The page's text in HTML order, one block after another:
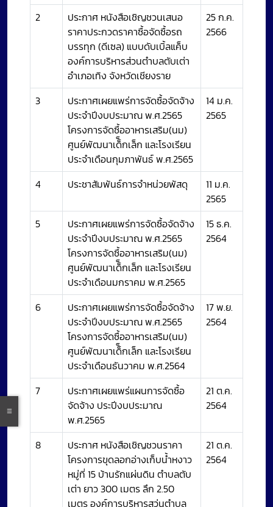
2
ประกาศ หนังสือเชิญชวนเสนอ
ราคาประกวดราคาซื้อจัดซื้อรถ
บรรทุก (ดีเซล) แบบดับเบิ้ลแค็บ
องค์การบริหารส่วนตำบลตับเต่า
อำเภอเทิง จังหวัดเชียงราย
25 ก.ค.
2566
3
ประกาศเผยแพร่การจัดซื้อจัดจ้าง
ประจำปีงบประมาณ พ.ศ.2565
โครงการจัดซื้ออาหารเสริม(นม)
ศูนย์พัฒนาเด็็กเล็ก และโรงเรียน
ประจำเดือนกุมภาพันธ์ พ.ศ.2565
14 ม.ค.
2565
4 ประชาสัมพันธ์การจำหน่วยพัสดุ
11 ม.ค.
2565
5
ประกาศเผยแพร่การจัดซื้อจัดจ้าง
ประจำปีงบประมาณ พ.ศ.2565
โครงการจัดซื้ออาหารเสริม(นม)
ศูนย์พัฒนาเด็็กเล็ก และโรงเรียน
ประจำเดือนมกราคม พ.ศ.2565
15 ธ.ค.
2564
6
ประกาศเผยแพร่การจัดซื้อจัดจ้าง
ประจำปีงบประมาณ พ.ศ.2565
โครงการจัดซื้ออาหารเสริม(นม)
ศูนย์พัฒนาเด็็กเล็ก และโรงเรียน
ประจำเดือนธันวาคม พ.ศ.2564
17 พ.ย.
2564
7
ประกาศเผยแพร่แผนการจัดซื้อ
จัดจ้าง ประปีงบประมาณ
พ.ศ.2565
21 ต.ค.
2564
8
ประกาศ หนังสือเชิญชวนราคา
โครงการขุดลอกอ่างเก็บน้ำหงาว
หมู่ที่ 15 บ้านรักแผ่นดิน ตำบลตับ
เต่า ยาว 300 เมตร ลึก 2.50
เมตร องค์การบริหารสว่นตำบล
21 ต.ค.
2564